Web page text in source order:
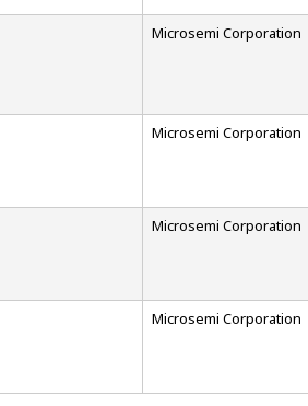
Microsemi Corporation
Microsemi Corporation
Microsemi Corporation
Microsemi Corporation